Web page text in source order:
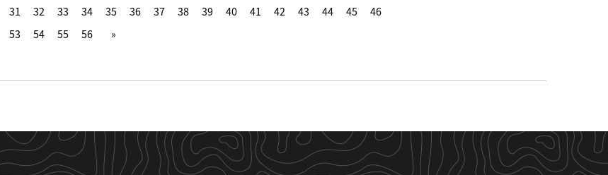
31 32 33 34 35 36 37 38 39 40 41 42 43 44 45
46
53 54 55 56